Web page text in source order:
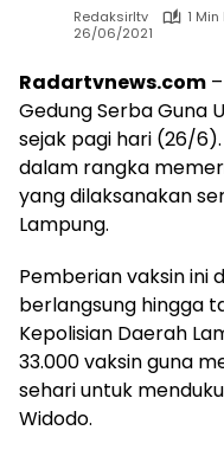
Redaksirltv
1
26/06/2021
Radartvnews.com
Gedung Serba Guna
sejak pagi hari (26/
dalam rangka
yang dilaksanakan
Lampung.
Pemberian vaksin ini
berlangsung hingga
Kepolisian Daerah
33.000 vaksin guna
sehari untuk
Widodo.